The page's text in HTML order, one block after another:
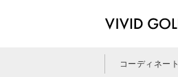
コーディネート